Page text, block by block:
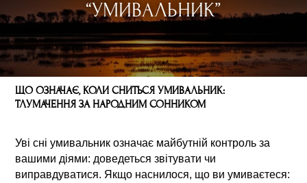
“УМИВАЛЬНИК”
ЩО ОЗНАЧАЄ, КОЛИ СНИТЬСЯ УМИВАЛЬНИК:
ТЛУМАЧЕННЯ ЗА НАРОДНИМ СОННИКОМ
Уві сні умивальник означає майбутній контроль за
вашими діями: доведеться звітувати чи
виправдуватися. Якщо наснилося, що ви умиваєтеся: